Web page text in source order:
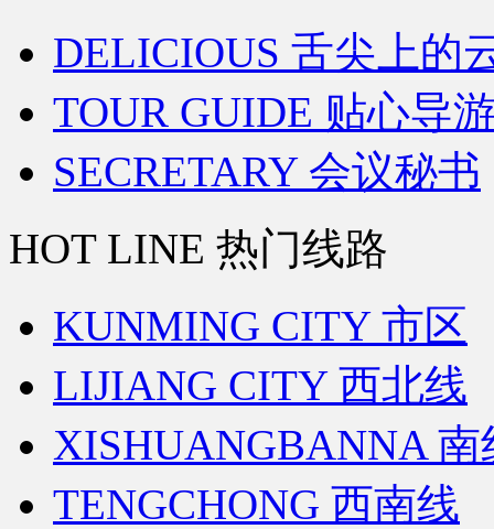
DELICIOUS 舌尖上的
TOUR GUIDE 贴心导
SECRETARY 会议秘书
HOT LINE 热门线路
KUNMING CITY 市区
LIJIANG CITY 西北线
XISHUANGBANNA 南
TENGCHONG 西南线